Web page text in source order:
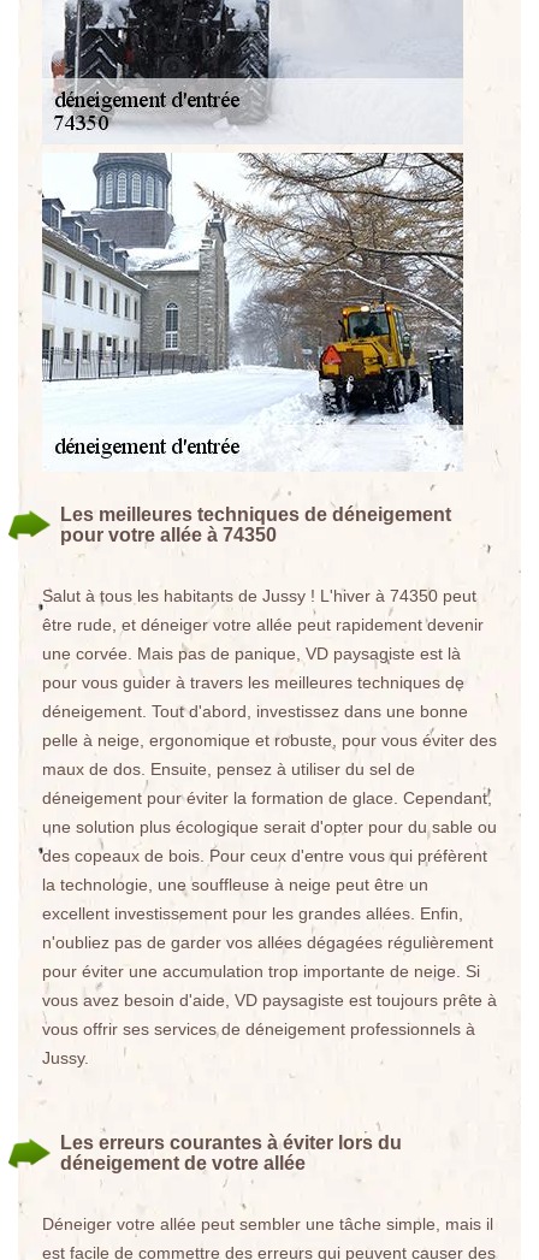
Les meilleures techniques de déneigement
pour votre allée à 74350
Salut à tous les habitants de Jussy ! L'hiver à 74350 peut
être rude, et déneiger votre allée peut rapidement devenir
une corvée. Mais pas de panique, VD paysagiste est là
pour vous guider à travers les meilleures techniques de
déneigement. Tout d'abord, investissez dans une bonne
pelle à neige, ergonomique et robuste, pour vous éviter des
maux de dos. Ensuite, pensez à utiliser du sel de
déneigement pour éviter la formation de glace. Cependant,
une solution plus écologique serait d'opter pour du sable ou
des copeaux de bois. Pour ceux d'entre vous qui préfèrent
la technologie, une souffleuse à neige peut être un
excellent investissement pour les grandes allées. Enfin,
n'oubliez pas de garder vos allées dégagées régulièrement
pour éviter une accumulation trop importante de neige. Si
vous avez besoin d'aide, VD paysagiste est toujours prête à
vous offrir ses services de déneigement professionnels à
Jussy.
Les erreurs courantes à éviter lors du
déneigement de votre allée
Déneiger votre allée peut sembler une tâche simple, mais il
est facile de commettre des erreurs qui peuvent causer des